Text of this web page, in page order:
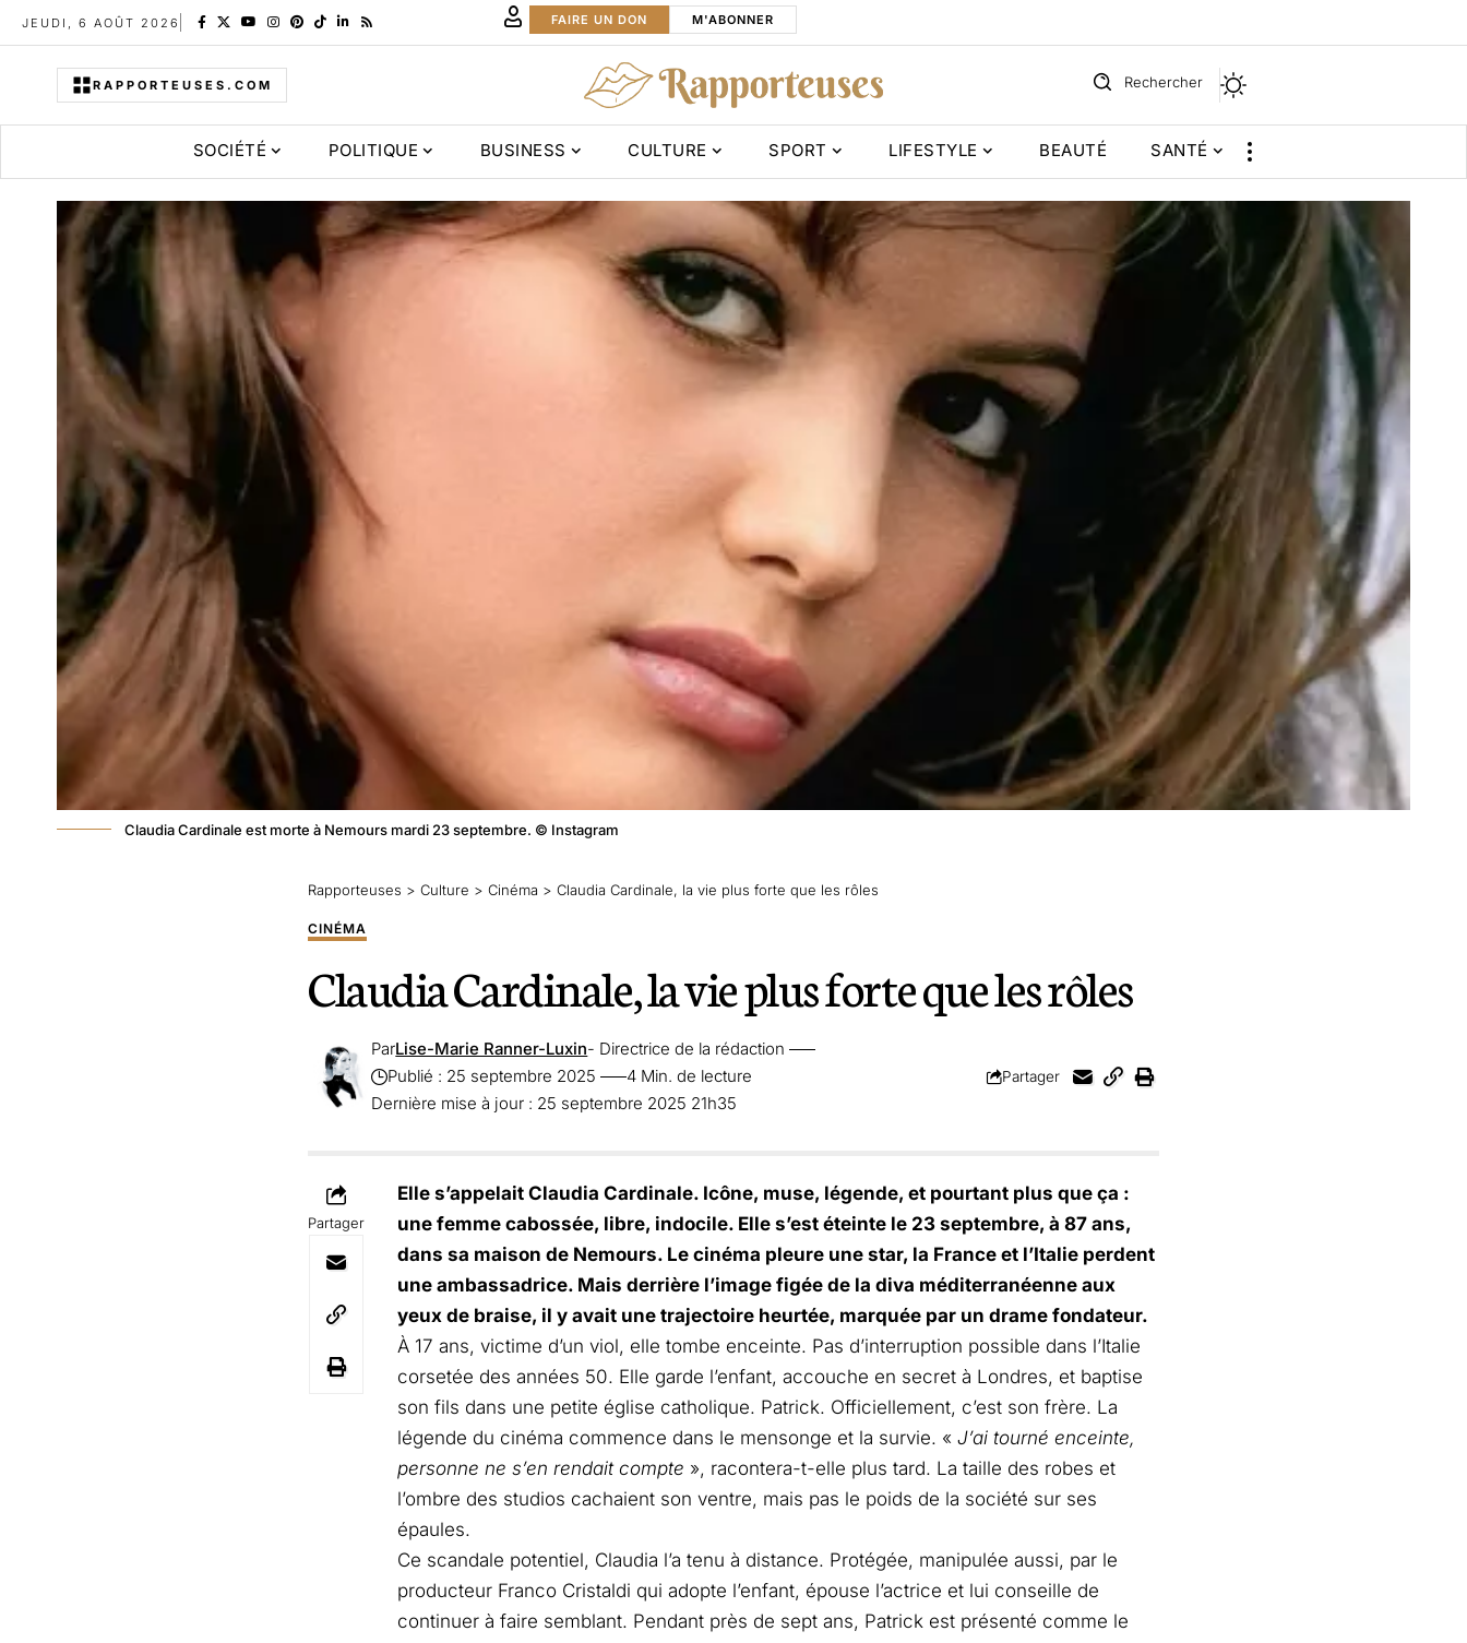
JEUDI, 6 AOÛT 2026 FAIRE UN DON M'ABONNER
RAPPORTEUSES.COM Rechercher
SOCIÉTÉ POLITIQUE BUSINESS CULTURE SPORT LIFESTYLE BEAUTÉ SANTÉ
Claudia Cardinale est morte à Nemours mardi 23 septembre. © Instagram
Rapporteuses > Culture > Cinéma > Claudia Cardinale, la vie plus forte que les rôles
CINÉMA
Claudia Cardinale, la vie plus forte que les rôles
Dernière mise à jour : 25 septembre 2025 21h35
ParLise-Marie Ranner-Luxin- Directrice de la rédaction
Publié : 25 septembre 2025
4 Min. de lecture Partager
Partager
Elle s’appelait Claudia Cardinale. Icône, muse, légende, et pourtant plus que ça :
une femme cabossée, libre, indocile. Elle s’est éteinte le 23 septembre, à 87 ans,
dans sa maison de Nemours. Le cinéma pleure une star, la France et l’Italie perdent
une ambassadrice. Mais derrière l’image figée de la diva méditerranéenne aux
yeux de braise, il y avait une trajectoire heurtée, marquée par un drame fondateur.
À 17 ans, victime d’un viol, elle tombe enceinte. Pas d’interruption possible dans l’Italie
corsetée des années 50. Elle garde l’enfant, accouche en secret à Londres, et baptise
son fils dans une petite église catholique. Patrick. Officiellement, c’est son frère. La
légende du cinéma commence dans le mensonge et la survie. « J’ai tourné enceinte,
personne ne s’en rendait compte », racontera-t-elle plus tard. La taille des robes et
l’ombre des studios cachaient son ventre, mais pas le poids de la société sur ses
épaules.
Ce scandale potentiel, Claudia l’a tenu à distance. Protégée, manipulée aussi, par le
producteur Franco Cristaldi qui adopte l’enfant, épouse l’actrice et lui conseille de
continuer à faire semblant. Pendant près de sept ans, Patrick est présenté comme le